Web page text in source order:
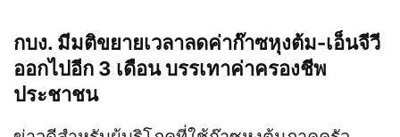
กบง. มีมติขยายเวลาลดค่าก๊าซหุงต้ม-เอ็นจีวี
ออกไปอีก 3 เดือน บรรเทาค่าครองชีพ
ประชาชน